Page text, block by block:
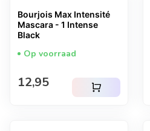
Bourjois Max Intensité
Mascara - 1 Intense
Black
Op voorraad
Normale prijs
12,95 shopping_cart